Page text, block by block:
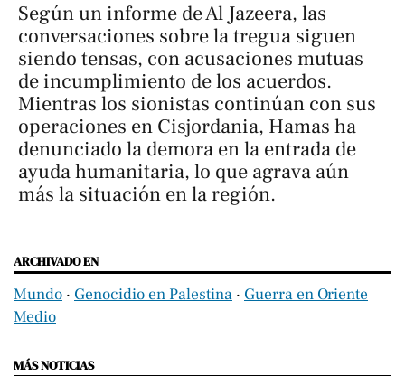
Según un informe de Al Jazeera, las
conversaciones sobre la tregua siguen
siendo tensas, con acusaciones mutuas
de incumplimiento de los acuerdos.
Mientras los sionistas continúan con sus
operaciones en Cisjordania, Hamas ha
denunciado la demora en la entrada de
ayuda humanitaria, lo que agrava aún
más la situación en la región.
ARCHIVADO EN
Mundo ‧ Genocidio en Palestina ‧ Guerra en Oriente
Medio
MÁS NOTICIAS